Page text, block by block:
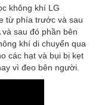
không khí LG
từ phía trước và sau
sau đó phần bên
khí di chuyển qua
các hạt và bụi bị kẹt
vì đeo bên người.